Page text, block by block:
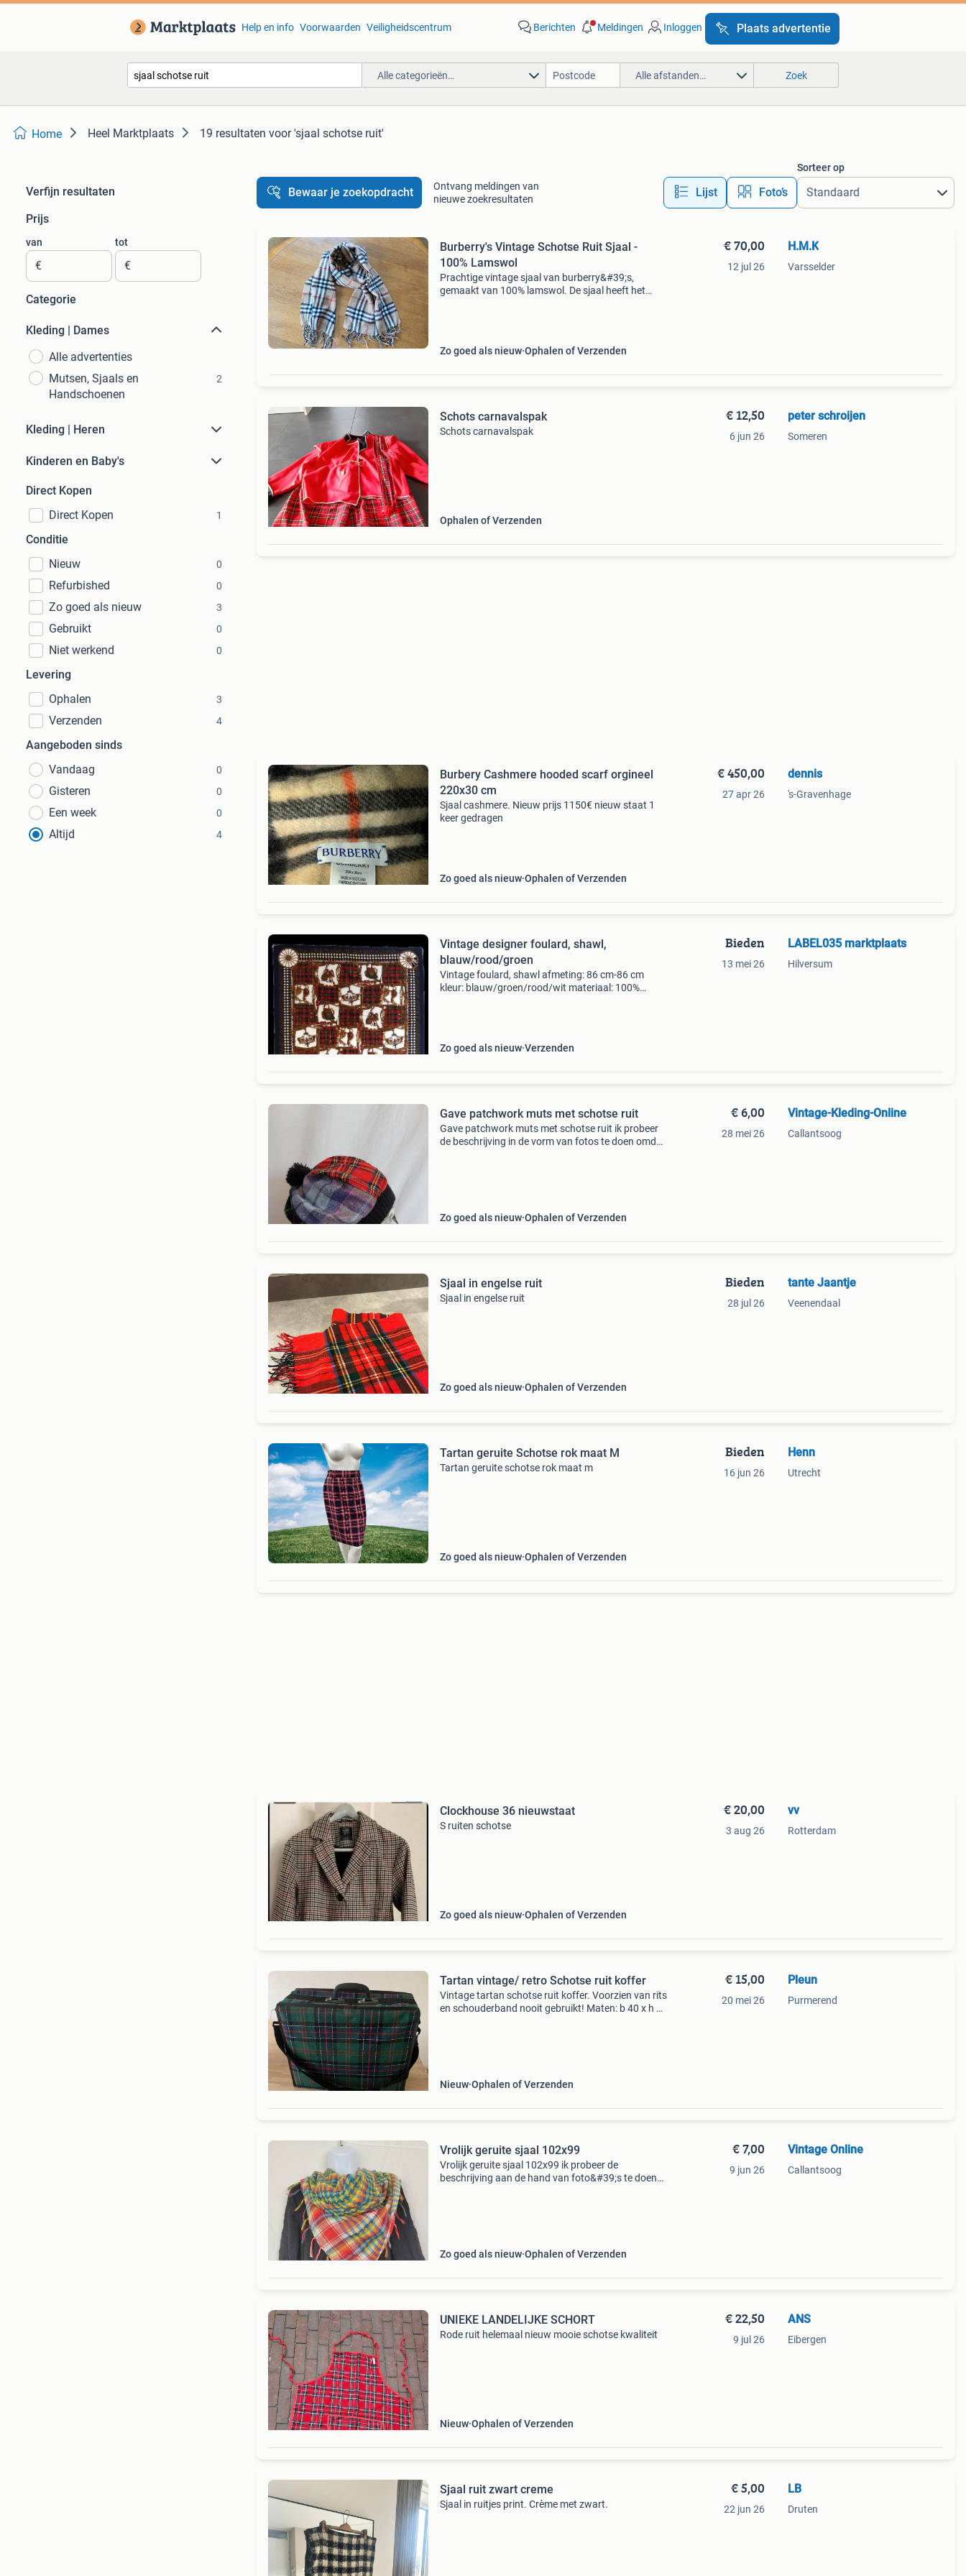
Help en info Voorwaarden Veiligheidscentrum Berichten Meldingen Inloggen Plaats advertentie
Alle categorieën… Alle afstanden… Zoek
Home Heel Marktplaats 19 resultaten voor 'sjaal schotse ruit'
Verfijn resultaten
Prijs
van
€
tot
€
Categorie
Kleding | Dames
Alle advertenties
Mutsen, Sjaals en
Handschoenen
2
Kleding | Heren
Kinderen en Baby's
Direct Kopen
Direct Kopen
1
Conditie
Nieuw
0
Refurbished 0
Zo goed als nieuw 3
Gebruikt 0
Niet werkend 0
Levering
Ophalen
3
Verzenden 4
Aangeboden sinds
Vandaag
0
Gisteren 0
Een week 0
Altijd 4
Bewaar je zoekopdracht
Ontvang meldingen van
nieuwe zoekresultaten
Lijst Foto’s
Sorteer op
Burberry's Vintage Schotse Ruit Sjaal -
100% Lamswol
Prachtige vintage sjaal van burberry&#39;s,
gemaakt van 100% lamswol. De sjaal heeft het
Zo goed als nieuw Ophalen of Verzenden
€ 70,00
12 jul 26
H.M.K
Varsselder
Schots carnavalspak
Schots carnavalspak
Ophalen of Verzenden
€ 12,50
6 jun 26
peter schroijen
Someren
Burbery Cashmere hooded scarf orgineel
220x30 cm
Sjaal cashmere. Nieuw prijs 1150€ nieuw staat 1
keer gedragen
Zo goed als nieuw Ophalen of Verzenden
€ 450,00
27 apr 26
dennis
's-Gravenhage
Vintage designer foulard, shawl,
blauw/rood/groen
Vintage foulard, shawl afmeting: 86 cm-86 cm
kleur: blauw/groen/rood/wit materiaal: 100%
Zo goed als nieuw Verzenden
Bieden
13 mei 26
LABEL035 marktplaats
Hilversum
Gave patchwork muts met schotse ruit
Gave patchwork muts met schotse ruit ik probeer
de beschrijving in de vorm van fotos te doen omdat
Zo goed als nieuw Ophalen of Verzenden
€ 6,00
28 mei 26
Vintage-Kleding-Online
Callantsoog
Sjaal in engelse ruit
Sjaal in engelse ruit
Zo goed als nieuw Ophalen of Verzenden
Bieden
28 jul 26
tante Jaantje
Veenendaal
Tartan geruite Schotse rok maat M
Tartan geruite schotse rok maat m
Zo goed als nieuw Ophalen of Verzenden
Bieden
16 jun 26
Henn
Utrecht
Clockhouse 36 nieuwstaat
S ruiten schotse
Zo goed als nieuw Ophalen of Verzenden
€ 20,00
3 aug 26
vv
Rotterdam
Tartan vintage/ retro Schotse ruit koffer
Vintage tartan schotse ruit koffer. Voorzien van rits
en schouderband nooit gebruikt! Maten: b 40 x h 35
Nieuw Ophalen of Verzenden
€ 15,00
20 mei 26
Pleun
Purmerend
Vrolijk geruite sjaal 102x99
Vrolijk geruite sjaal 102x99 ik probeer de
beschrijving aan de hand van foto&#39;s te doen
Zo goed als nieuw Ophalen of Verzenden
€ 7,00
9 jun 26
Vintage Online
Callantsoog
UNIEKE LANDELIJKE SCHORT
Rode ruit helemaal nieuw mooie schotse kwaliteit
Nieuw Ophalen of Verzenden
€ 22,50
9 jul 26
ANS
Eibergen
Sjaal ruit zwart creme
Sjaal in ruitjes print. Crème met zwart.
€ 5,00
22 jun 26
LB
Druten